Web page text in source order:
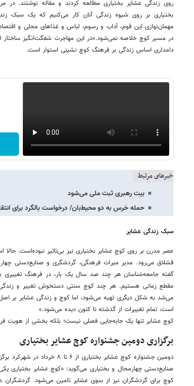
روی زندگی عشایر بختیاری مطالعه کردند و مقاله نوشتند.
بختیاری بر روی شیوه زندگی آنان کار می‌کنیم که یک سبک
مهمان‌نوازی این قوم، آداب و رسوم، لباس و غذاهای محلی و
در مسیر کوچ خلاصه نمی‌شود.»در این مهاجرت شفگت‌انگیز
دامداری اساس زندگی بر فرهنگ کوچ نشینی استوار است.
خبرهای مرتبط
بیت رهبری ثبت ملی می‌شود
حمله خرس به دو محیط‌بان/ درخواست بالگرد برای
سبک زندگی عشایر
عصر مدرن بر روی کوچ عشایر بختیاری نیز بی‌تاثیر نبوده‌است. حالا
قشلاق می‌رود. مدیر میراث فرهنگی، گردشگری و صنایع‌دستی
گفته جامعه‌شناسان هر چند صد سال یک بار، در فرهنگ تغییری
مقطع زمانی هستیم. هر چند کوچ سنتی دستخوش تغییر و زندگی
می‌شد به شکل دیگری تهیه می‌شود، اما کوچ و زندگی عشایر بر اصل
است، تمام تغییرات از گذشته تا کنون دیده می‌شود.»
کوچ عشایر تنها یک جابه‌جایی فصلی نیست؛ بلکه بخشی از هویت
برگزاری دومین جشنواره کوچ عشایر بختیاری
دومین جشنواره کوچ عشایر
صنایع‌دستی چهارمحال و بختیاری می‌گوید: «کوچ عشایر بختیاری
کوچ برای گردشگران نیز از سوی عشایر تامین می‌شود. گردشگران